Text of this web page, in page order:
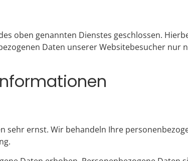
oben genannten Dienstes geschlossen.
Daten unserer Websitebesucher nur
sehr ernst. Wir behandeln Ihre